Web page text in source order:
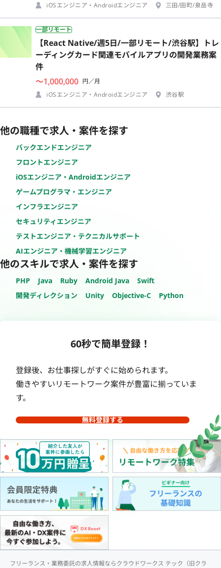
iOSエンジニア・Androidエンジニア
三田/田町/泉岳寺
一部リモート
【React Native/週5日/一部リモート/渋谷駅】トレ
ーディングカード関連モバイルアプリの開発業務案
件
〜1,000,000 円／月
iOSエンジニア・Androidエンジニア
渋谷駅
他の職種で求人・案件を探す
バックエンドエンジニア
フロントエンジニア
iOSエンジニア・Androidエンジニア
ゲームプログラマ・エンジニア
インフラエンジニア
セキュリティエンジニア
テストエンジニア・テクニカルサポート
AIエンジニア・機械学習エンジニア
他のスキルで求人・案件を探す
PHP Java Ruby Android Java
Swift
開発ディレクション
Unity Objective-C Python
60秒で簡単登録！
登録後、お仕事探しがすぐに始められます。
働きやすいリモートワーク案件が豊富に揃っていま
す。
無料登録する
フリーランス・業務委託の求人情報ならクラウドワークス テック（旧クラ